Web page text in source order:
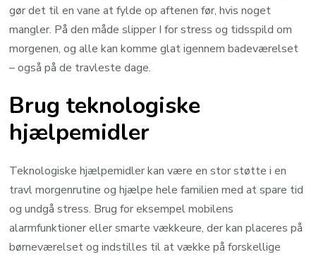
gør det til en vane at fylde op aftenen før, hvis noget
mangler. På den måde slipper I for stress og tidsspild om
morgenen, og alle kan komme glat igennem badeværelset
– også på de travleste dage.
Brug teknologiske
hjælpemidler
Teknologiske hjælpemidler kan være en stor støtte i en
travl morgenrutine og hjælpe hele familien med at spare tid
og undgå stress. Brug for eksempel mobilens
alarmfunktioner eller smarte vækkeure, der kan placeres på
børneværelset og indstilles til at vække på forskellige